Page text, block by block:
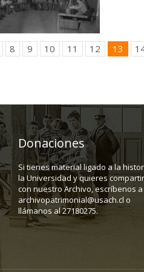
8 9 10 11 12 13
Donaciones
Si tienes material ligado a la
la Universidad y quieres
con nuestro Archivo, escríbenos a
archivopatrimonial@usach.cl o
llámanos al 27180275.